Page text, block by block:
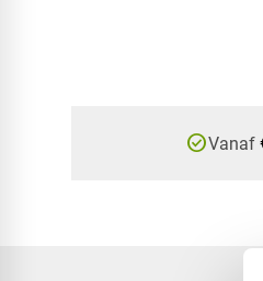
check_circleVanaf